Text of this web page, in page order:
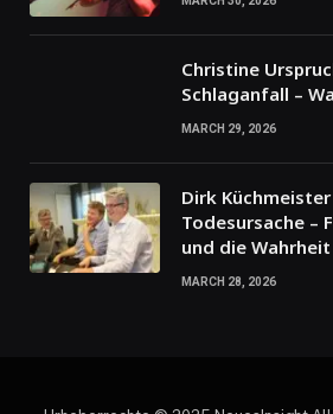
Christine
Schlaganfall –
MARCH 29, 2026
Dirk
Todesursache –
und die Wahrheit
MARCH 28, 2026